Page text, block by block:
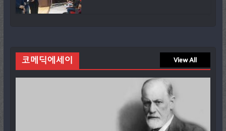
코메딕에세이 View All